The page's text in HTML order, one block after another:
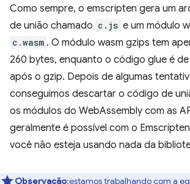
Como sempre, o emscripten gera um
de união chamado c.js e um módulo
c.wasm . O módulo wasm gzips tem
260 bytes, enquanto o código glue é de
após o gzip. Depois de algumas
conseguimos descartar o código de
os módulos do WebAssembly com as
geralmente é possível com o
você não esteja usando nada da
Observação:estamos trabalhando com a